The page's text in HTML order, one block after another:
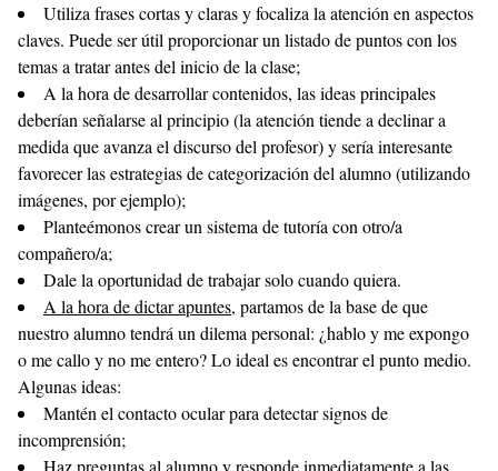
Utiliza frases cortas y claras y focaliza la atención en aspectos
claves. Puede ser útil proporcionar un listado de puntos con los
temas a tratar antes del inicio de la clase;
A la hora de desarrollar contenidos, las ideas principales
deberían señalarse al principio (la atención tiende a declinar a
medida que avanza el discurso del profesor) y sería interesante
favorecer las estrategias de categorización del alumno (utilizando
imágenes, por ejemplo);
Planteémonos crear un sistema de tutoría con otro/a
compañero/a;
Dale la oportunidad de trabajar solo cuando quiera.
A la hora de dictar apuntes, partamos de la base de que
nuestro alumno tendrá un dilema personal: ¿hablo y me expongo
o me callo y no me entero? Lo ideal es encontrar el punto medio.
Algunas ideas:
Mantén el contacto ocular para detectar signos de
incomprensión;